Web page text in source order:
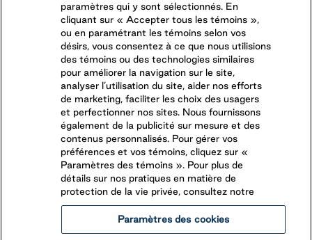
CONNECTEZ-VOUS AVEC NOUS
SUIVEZ-NOUS SUR
paramètres qui y sont sélectionnés. En
cliquant sur « Accepter tous les témoins »,
ou en paramétrant les témoins selon vos
désirs, vous consentez à ce que nous utilisions
des témoins ou des technologies similaires
pour améliorer la navigation sur le site,
analyser l’utilisation du site, aider nos efforts
de marketing, faciliter les choix des usagers
et perfectionner nos sites. Nous fournissons
également de la publicité sur mesure et des
contenus personnalisés. Pour gérer vos
préférences et vos témoins, cliquez sur «
Paramètres des témoins ». Pour plus de
détails sur nos pratiques en matière de
protection de la vie privée, consultez notre
Paramètres des cookies